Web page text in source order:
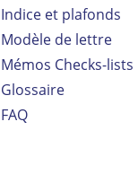
Indice et plafonds
Modèle de lettre
Mémos Checks-lists
Glossaire
FAQ